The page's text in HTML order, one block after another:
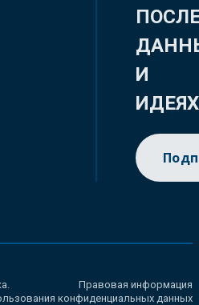
И
ИДЕЯХ
Правовая информация
конфиденциальных данных